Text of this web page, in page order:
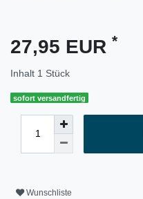
27,95 EUR *
Inhalt 1 Stück
sofort versandfertig
Wunschliste